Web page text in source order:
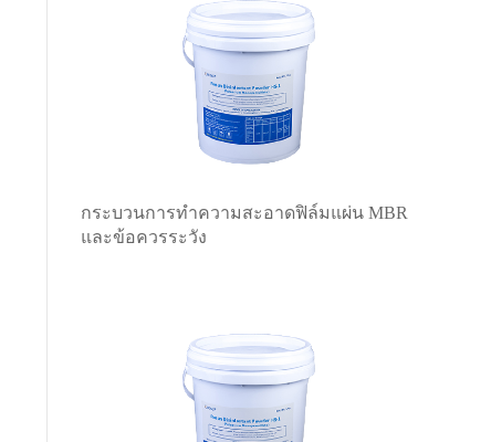
กระบวนการทำความสะอาดฟิล์มแผ่น MBR
และข้อควรระวัง